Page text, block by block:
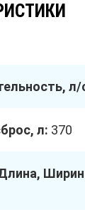
л/
л: 370